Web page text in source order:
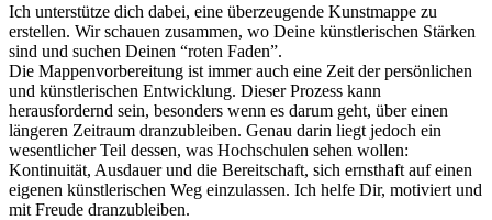
Ich unterstütze dich dabei, eine überzeugende Kunstmappe zu
erstellen. Wir schauen zusammen, wo Deine künstlerischen Stärken
sind und suchen Deinen “roten Faden”.
Die Mappenvorbereitung ist immer auch eine Zeit der persönlichen
und künstlerischen Entwicklung. Dieser Prozess kann
herausfordernd sein, besonders wenn es darum geht, über einen
längeren Zeitraum dranzubleiben. Genau darin liegt jedoch ein
wesentlicher Teil dessen, was Hochschulen sehen wollen:
Kontinuität, Ausdauer und die Bereitschaft, sich ernsthaft auf einen
eigenen künstlerischen Weg einzulassen. Ich helfe Dir, motiviert und
mit Freude dranzubleiben.